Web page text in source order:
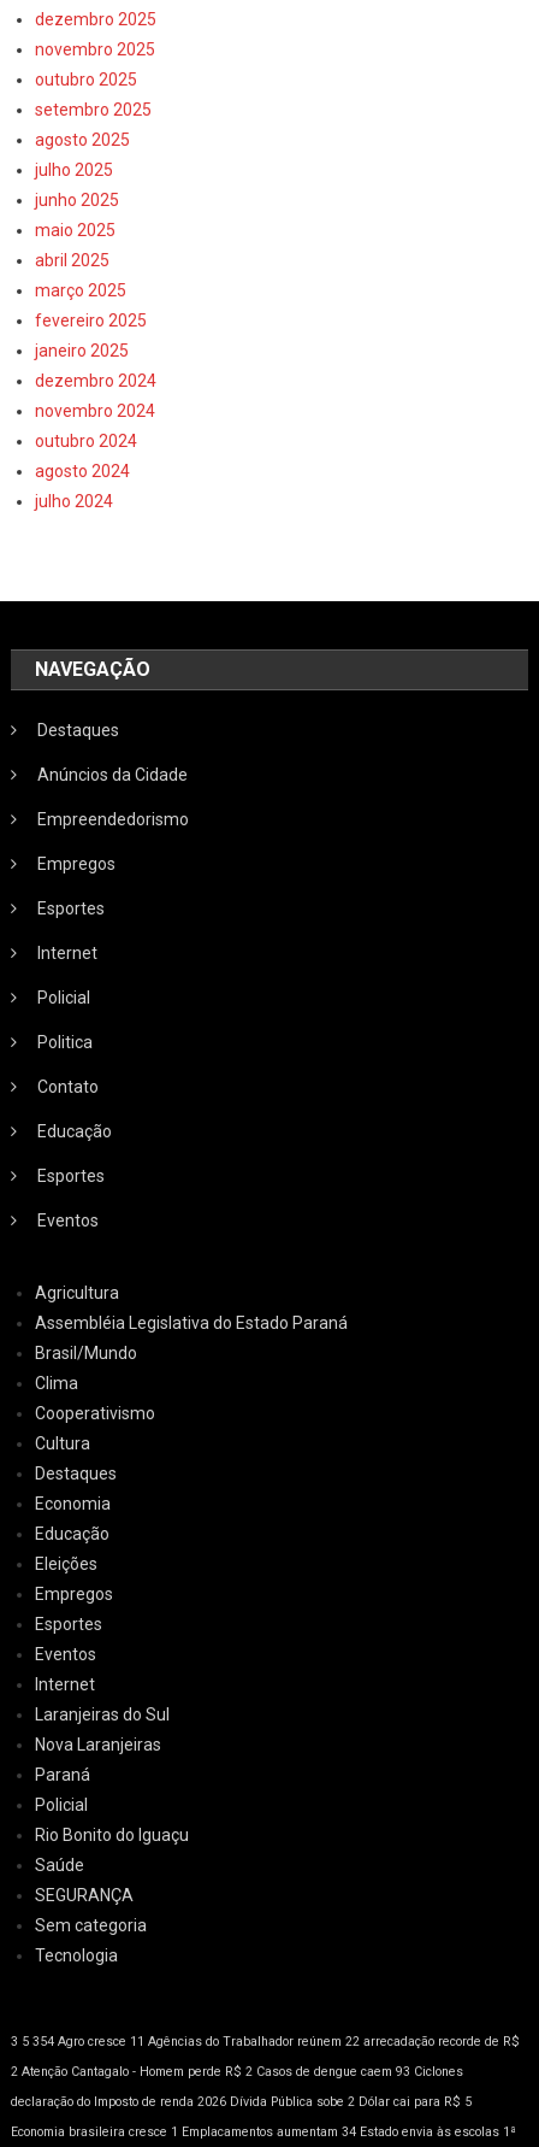
dezembro 2025
novembro 2025
outubro 2025
setembro 2025
agosto 2025
julho 2025
junho 2025
maio 2025
abril 2025
março 2025
fevereiro 2025
janeiro 2025
dezembro 2024
novembro 2024
outubro 2024
agosto 2024
julho 2024
NAVEGAÇÃO
Destaques
Anúncios da Cidade
Empreendedorismo
Empregos
Esportes
Internet
Policial
Politica
Contato
Educação
Esportes
Eventos
Agricultura
Assembléia Legislativa do Estado Paraná
Brasil/Mundo
Clima
Cooperativismo
Cultura
Destaques
Economia
Educação
Eleições
Empregos
Esportes
Eventos
Internet
Laranjeiras do Sul
Nova Laranjeiras
Paraná
Policial
Rio Bonito do Iguaçu
Saúde
SEGURANÇA
Sem categoria
Tecnologia
3 5 354 Agro cresce 11 Agências do Trabalhador reúnem 22 arrecadação recorde de R$
2 Atenção Cantagalo - Homem perde R$ 2 Casos de dengue caem 93 Ciclones
declaração do Imposto de renda 2026 Dívida Pública sobe 2 Dólar cai para R$ 5
Economia brasileira cresce 1 Emplacamentos aumentam 34 Estado envia às escolas 1ª